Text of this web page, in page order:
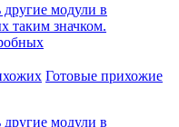
модули в
таким значком.
Готовые прихожие
модули в